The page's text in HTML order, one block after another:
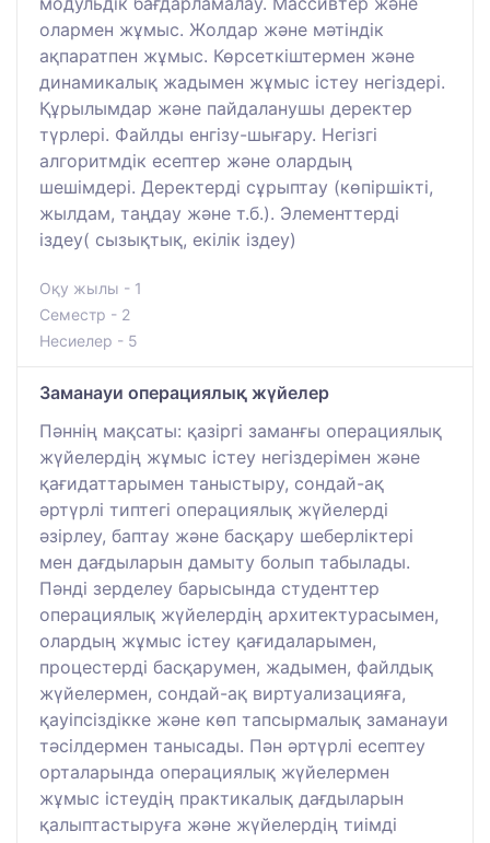
олармен жұмыс. Жолдар және мәтіндік
ақпаратпен жұмыс. Көрсеткіштермен және
динамикалық жадымен жұмыс істеу негіздері.
Құрылымдар және пайдаланушы деректер
түрлері. Файлды енгізу-шығару. Негізгі
алгоритмдік есептер және олардың
шешімдері. Деректерді сұрыптау (көпіршікті,
жылдам, таңдау және т.б.). Элементтерді
іздеу( сызықтық, екілік іздеу)
Оқу жылы - 1
Семестр - 2
Несиелер - 5
Заманауи операциялық жүйелер
Пәннің мақсаты: қазіргі заманғы операциялық
жүйелердің жұмыс істеу негіздерімен және
қағидаттарымен таныстыру, сондай-ақ
әртүрлі типтегі операциялық жүйелерді
әзірлеу, баптау және басқару шеберліктері
мен дағдыларын дамыту болып табылады.
Пәнді зерделеу барысында студенттер
операциялық жүйелердің архитектурасымен,
олардың жұмыс істеу қағидаларымен,
процестерді басқарумен, жадымен, файлдық
жүйелермен, сондай-ақ виртуализацияға,
қауіпсіздікке және көп тапсырмалық заманауи
тәсілдермен танысады. Пән әртүрлі есептеу
орталарында операциялық жүйелермен
жұмыс істеудің практикалық дағдыларын
қалыптастыруға және жүйелердің тиімді